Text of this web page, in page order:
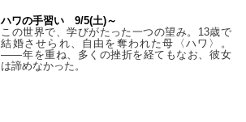
ハワの手習い 9/5(土)～
この世界で、学びがたった一つの望み。13歳で
結婚させられ、自由を奪われた母〈ハワ〉。
——年を重ね、多くの挫折を経てもなお、彼女
は諦めなかった。